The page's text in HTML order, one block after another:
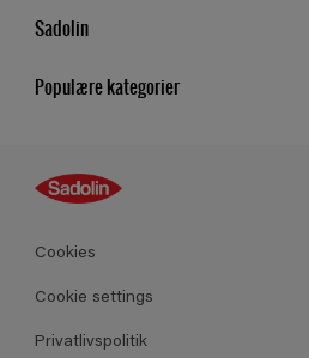
Sadolin
Populære kategorier
Farver
Produkter
Cookies
Cookie settings
Privatlivspolitik